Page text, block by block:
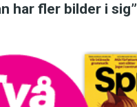
har fler bilder i sig”